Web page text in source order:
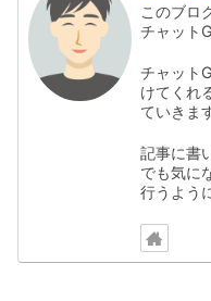
このブロ
チャット
チャット
けてくれ
ていきま
記事に書
でも気に
行うよう